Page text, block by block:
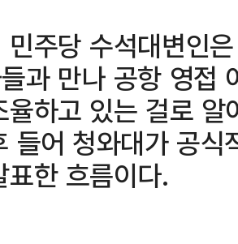
민주당 수석대변인
과 만나 공항 영접
율하고 있는 걸로
들어 청와대가 공
한 흐름이다.